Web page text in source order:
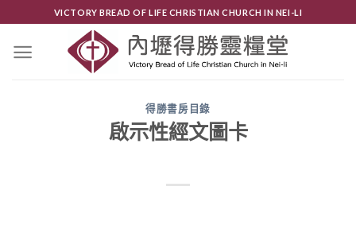
content
VICTORY BREAD OF LIFE CHRISTIAN CHURCH IN NEI-LI
得勝書房目錄
啟示性經文圖卡